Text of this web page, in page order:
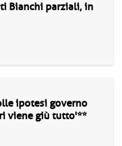
Bianchi parziali, in
ipotesi governo
viene giù tutto'**